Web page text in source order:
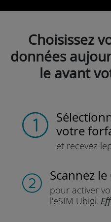
Choisissez
données
le avant
votre
et recevez-le
Scannez le
pour activer
l'eSIM Ubigi.